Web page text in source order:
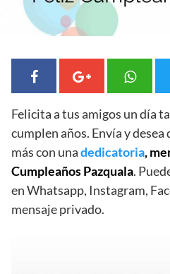
Felicita a tus amigos un día
cumplen años. Envía y
más con unadedicatoria,
Cumpleaños Pazquala.
en Whatsapp, Instagram,
mensaje privado.